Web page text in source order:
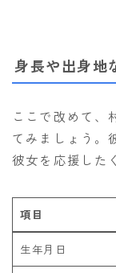
身長や出身地
ここで改めて、
てみましょう。
彼女を応援した
項目
生年月日